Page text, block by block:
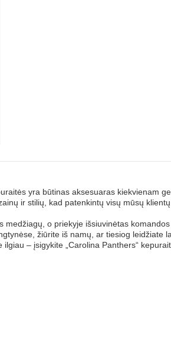
yra būtinas aksesuaras kiekvienam
ir stilių, kad patenkintų visų mūsų klientų
medžiagų, o priekyje išsiuvinėtas
žiūrite iš namų, ar tiesiog leidžiate
– įsigykite „Carolina Panthers“